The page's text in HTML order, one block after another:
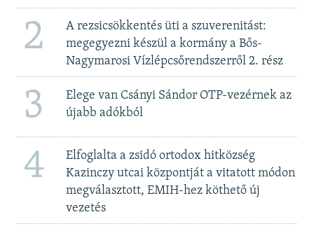
2
A rezsicsökkentés üti a szuverenitást:
megegyezni készül a kormány a Bős-
Nagymarosi Vízlépcsőrendszerről 2. rész
3
Elege van Csányi Sándor OTP-vezérnek az
újabb adókból
4
Elfoglalta a zsidó ortodox hitközség
Kazinczy utcai központját a vitatott módon
megválasztott, EMIH-hez köthető új
vezetés